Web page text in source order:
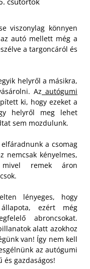
viszonylag könnyen
autó mellett még a
a targoncáról és
helyről a másikra,
Az autógumi
ki, hogy ezeket a
helyről meg lehet
sem mozdulunk.
a csomag
nemcsak kényelmes,
mivel remek áron
lényeges, hogy
ezért még
abroncsokat.
alatt azokhoz
van! Így nem kell
az autógumi
gazdaságos!